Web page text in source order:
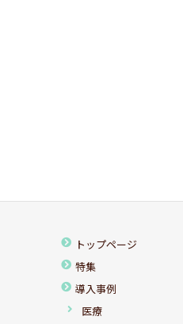
トップページ
特集
導入事例
医療